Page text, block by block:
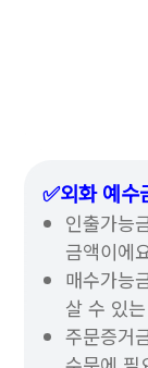
✅외화 예수
인출가능
금액이에
매수가능
살 수 있
주문증거